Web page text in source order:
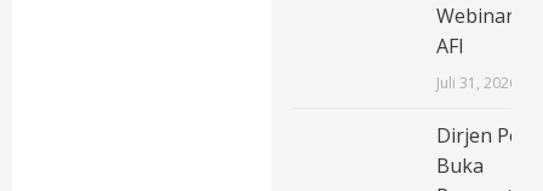
Webinar
AFI
Juli 31, 2026
Dirjen
Buka